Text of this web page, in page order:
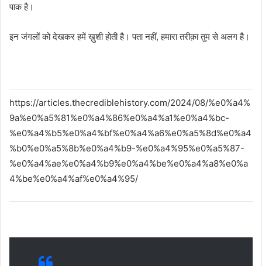
पाक है।
इन जंगलों को देखकर हमें ख़ुशी होती है। पता नहीं, हमारा तरीक़ा तुम से अलग है।
https://articles.thecrediblehistory.com/2024/08/%e0%a4%
9a%e0%a5%81%e0%a4%86%e0%a4%a1%e0%a4%bc-
%e0%a4%b5%e0%a4%bf%e0%a4%a6%e0%a5%8d%e0%a4
%b0%e0%a5%8b%e0%a4%b9-%e0%a4%95%e0%a5%87-
%e0%a4%ae%e0%a4%b9%e0%a4%be%e0%a4%a8%e0%a
4%be%e0%a4%af%e0%a4%95/